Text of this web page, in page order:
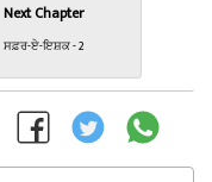
Next Chapter
ਸਫ਼ਰ-ਏ-ਇਸ਼ਕ - 2